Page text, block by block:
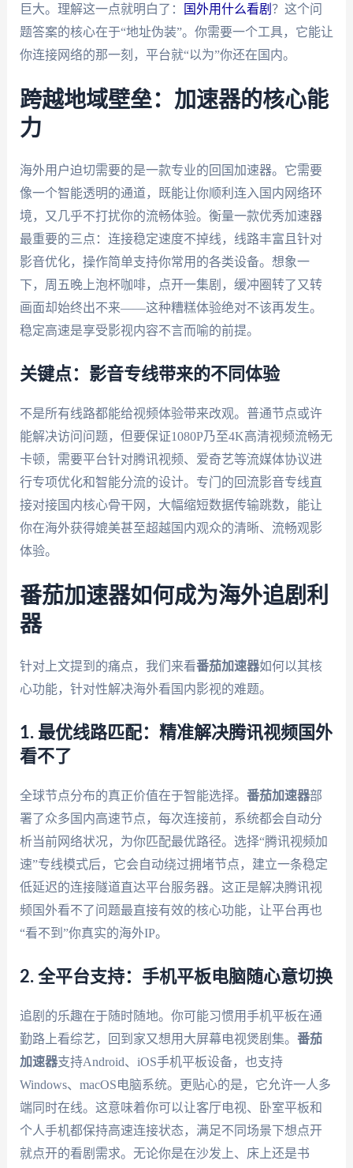
巨大。理解这一点就明白了：
国外用什么看剧 ？这个问
题答案的核心在于“地址伪装”。你需要一个工具，它能让
你连接网络的那一刻，平台就“以为”你还在国内。
跨越地域壁垒：加速器的核心能
力
海外用户迫切需要的是一款专业的回国加速器。它需要
像一个智能透明的通道，既能让你顺利连入国内网络环
境，又几乎不打扰你的流畅体验。衡量一款优秀加速器
最重要的三点：连接稳定速度不掉线，线路丰富且针对
影音优化，操作简单支持你常用的各类设备。想象一
下，周五晚上泡杯咖啡，点开一集剧，缓冲圈转了又转
画面却始终出不来——这种糟糕体验绝对不该再发生。
稳定高速是享受影视内容不言而喻的前提。
关键点：影音专线带来的不同体验
不是所有线路都能给视频体验带来改观。普通节点或许
能解决访问问题，但要保证1080P乃至4K高清视频流畅无
卡顿，需要平台针对腾讯视频、爱奇艺等流媒体协议进
行专项优化和智能分流的设计。专门的回流影音专线直
接对接国内核心骨干网，大幅缩短数据传输跳数，能让
你在海外获得媲美甚至超越国内观众的清晰、流畅观影
体验。
番茄加速器如何成为海外追剧利
器
针对上文提到的痛点，我们来看番茄加速器如何以其核
心功能，针对性解决海外看国内影视的难题。
1. 最优线路匹配：精准解决腾讯视频国外
看不了
全球节点分布的真正价值在于智能选择。 番茄加速器部
署了众多国内高速节点，每次连接前，系统都会自动分
析当前网络状况，为你匹配最优路径。选择“腾讯视频加
速”专线模式后，它会自动绕过拥堵节点，建立一条稳定
低延迟的连接隧道直达平台服务器。这正是解决腾讯视
频国外看不了问题最直接有效的核心功能，让平台再也
“看不到”你真实的海外IP。
2. 全平台支持：手机平板电脑随心意切换
追剧的乐趣在于随时随地。你可能习惯用手机平板在通
勤路上看综艺，回到家又想用大屏幕电视煲剧集。 番茄
加速器支持Android、iOS手机平板设备，也支持
Windows、macOS电脑系统。更贴心的是，它允许一人多
端同时在线。这意味着你可以让客厅电视、卧室平板和
个人手机都保持高速连接状态，满足不同场景下想点开
就点开的看剧需求。无论你是在沙发上、床上还是书